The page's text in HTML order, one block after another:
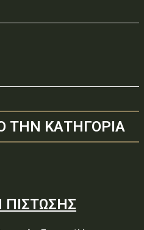
ΤΗΝ ΚΑΤΗΓΟΡΙΑ
ΠΙΣΤΩΣΗΣ